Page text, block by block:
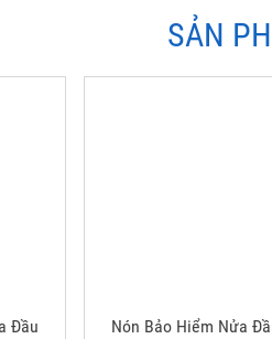
SẢN
Đầu
Nón Bảo Hiểm Nửa